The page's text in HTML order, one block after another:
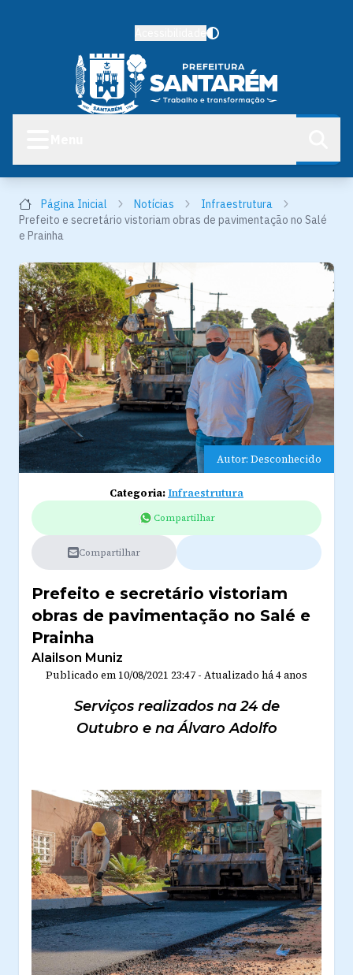
Página Inicial Notícias
Infraestrutura
Prefeito e secretário vistoriam obras de pavimentação no Salé
e Prainha
Autor: Desconhecido
Categoria:Infraestrutura
Compartilhar
Compartilhar
Prefeito e secretário vistoriam
obras de pavimentação no Salé e
Prainha
Alailson Muniz
Publicado em 10/08/2021 23:47 - Atualizado há 4 anos
Serviços realizados na 24 de
Outubro e na Álvaro Adolfo